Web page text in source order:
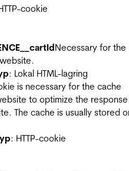
cookie
Necessary for the
: Lokal HTML-lagring
is necessary for the cache
to optimize the
The cache is usually stored
: HTTP-cookie